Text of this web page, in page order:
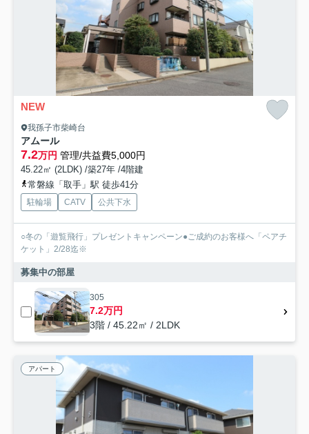
NEW
我孫子市柴崎台
アムール
7.2万円 管理/共益費5,000円
45.22㎡ (2LDK) /築27年 /4階建
常磐線「取手」駅 徒歩41分
駐輪場 CATV 公共下水
○冬の「遊覧飛行」プレゼントキャンペーン●ご成約のお客様へ「ペアチ
ケット」2/28迄※
募集中の部屋
305
7.2万円
3階 / 45.22㎡ / 2LDK
アパート